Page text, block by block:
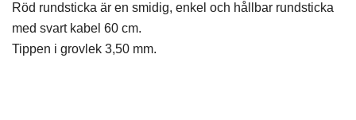
Röd rundsticka är en smidig, enkel och hållbar rundsticka
med svart kabel 60 cm.
Tippen i grovlek 3,50 mm.